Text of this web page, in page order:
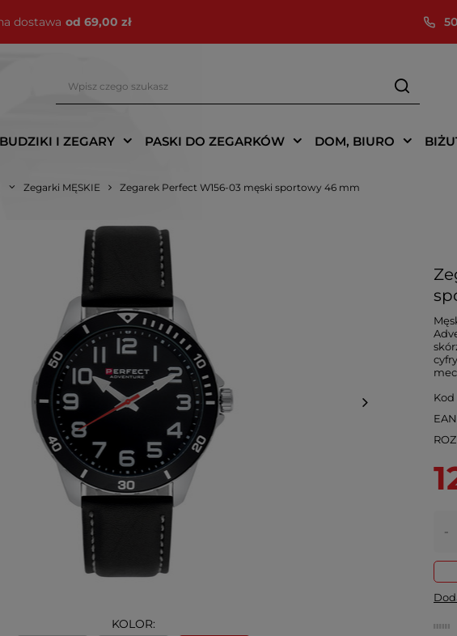
dostawa od 69,00 zł
BUDZIKI I ZEGARY PASKI DO ZEGARKÓW DOM, BIURO
Zegarki MĘSKIE Zegarek Perfect W156-03 męski sportowy 46 mm
KOLOR:
EAN
-